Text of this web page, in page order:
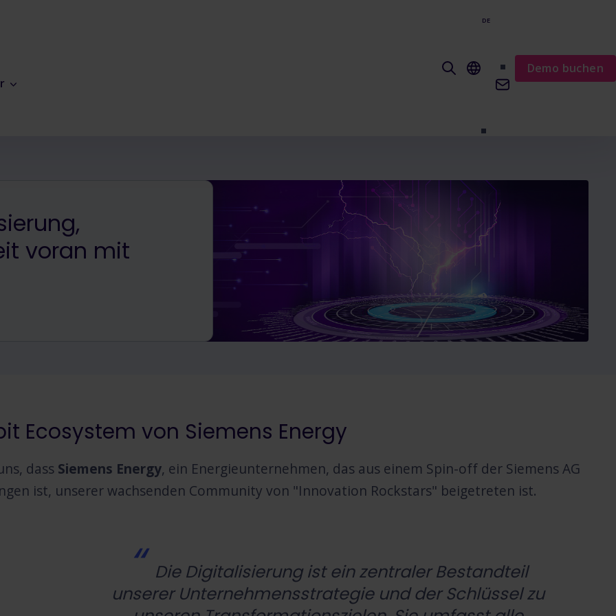
DE
Demo buchen
voran mit
Ecosystem von Siemens Energy
dass Siemens Energy, ein Energieunternehmen, das aus einem Spin-off der Siemens AG
ist, unserer wachsenden Community von "Innovation Rockstars" beigetreten ist.
Die Digitalisierung ist ein zentraler Bestandteil
unserer Unternehmensstrategie und der Schlüssel zu